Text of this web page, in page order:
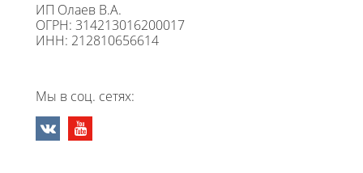
ИП Олаев В.А.
ОГРН: 314213016200017
ИНН: 212810656614
Мы в соц. сетях: